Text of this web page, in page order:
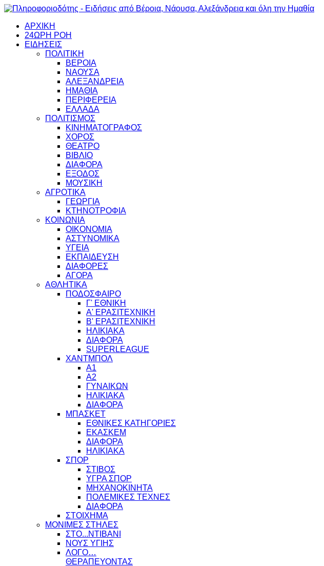
ΑΡΧΙΚΗ
24ΩΡΗ ΡΟΗ
ΕΙΔΗΣΕΙΣ
ΠΟΛΙΤΙΚΗ
ΒΕΡΟΙΑ
ΝΑΟΥΣΑ
ΑΛΕΞΑΝΔΡΕΙΑ
ΗΜΑΘΙΑ
ΠΕΡΙΦΕΡΕΙΑ
ΕΛΛΑΔΑ
ΠΟΛΙΤΙΣΜΟΣ
ΚΙΝΗΜΑΤΟΓΡΑΦΟΣ
ΧΟΡΟΣ
ΘΕΑΤΡΟ
ΒΙΒΛΙΟ
ΔΙΑΦΟΡΑ
ΕΞΟΔΟΣ
ΜΟΥΣΙΚΗ
ΑΓΡΟΤΙΚΑ
ΓΕΩΡΓΙΑ
ΚΤΗΝΟΤΡΟΦΙΑ
ΚΟΙΝΩΝΙΑ
ΟΙΚΟΝΟΜΙΑ
ΑΣΤΥΝΟΜΙΚΑ
ΥΓΕΙΑ
ΕΚΠΑΙΔΕΥΣΗ
ΔΙΑΦΟΡΕΣ
ΑΓΟΡΑ
ΑΘΛΗΤΙΚΑ
ΠΟΔΟΣΦΑΙΡΟ
Γ' ΕΘΝΙΚΗ
Α' ΕΡΑΣΙΤΕΧΝΙΚΗ
Β' ΕΡΑΣΙΤΕΧΝΙΚΗ
ΗΛΙΚΙΑΚΑ
ΔΙΑΦΟΡΑ
SUPERLEAGUE
ΧΑΝΤΜΠΟΛ
Α1
Α2
ΓΥΝΑΙΚΩΝ
ΗΛΙΚΙΑΚΑ
ΔΙΑΦΟΡΑ
ΜΠΑΣΚΕΤ
ΕΘΝΙΚΕΣ ΚΑΤΗΓΟΡΙΕΣ
ΕΚΑΣΚΕΜ
ΔΙΑΦΟΡΑ
ΗΛΙΚΙΑΚΑ
ΣΠΟΡ
ΣΤΙΒΟΣ
ΥΓΡΑ ΣΠΟΡ
ΜΗΧΑΝΟΚΙΝΗΤΑ
ΠΟΛΕΜΙΚΕΣ ΤΕΧΝΕΣ
ΔΙΑΦΟΡΑ
ΣΤΟΙΧΗΜΑ
ΜΟΝΙΜΕΣ ΣΤΗΛΕΣ
ΣΤΟ...ΝΤΙΒΑΝΙ
ΝΟΥΣ ΥΓΙΗΣ
ΛΟΓΟ…
ΘΕΡΑΠΕΥΟΝΤΑΣ